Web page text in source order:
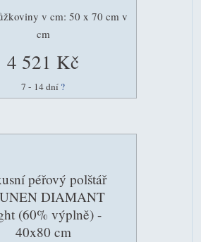
v cm: 50 x 70 cm v
cm
4 521 Kč
7 - 14 dní ?
péřový polštář
DIAMANT
(60% výplně) -
40x80 cm